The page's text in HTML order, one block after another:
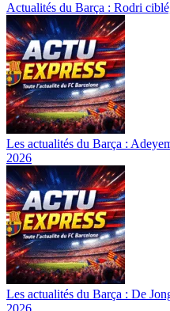
Actualités du Barça : Rodri
Les actualités du Barça :
2026
Les actualités du Barça : De
2026